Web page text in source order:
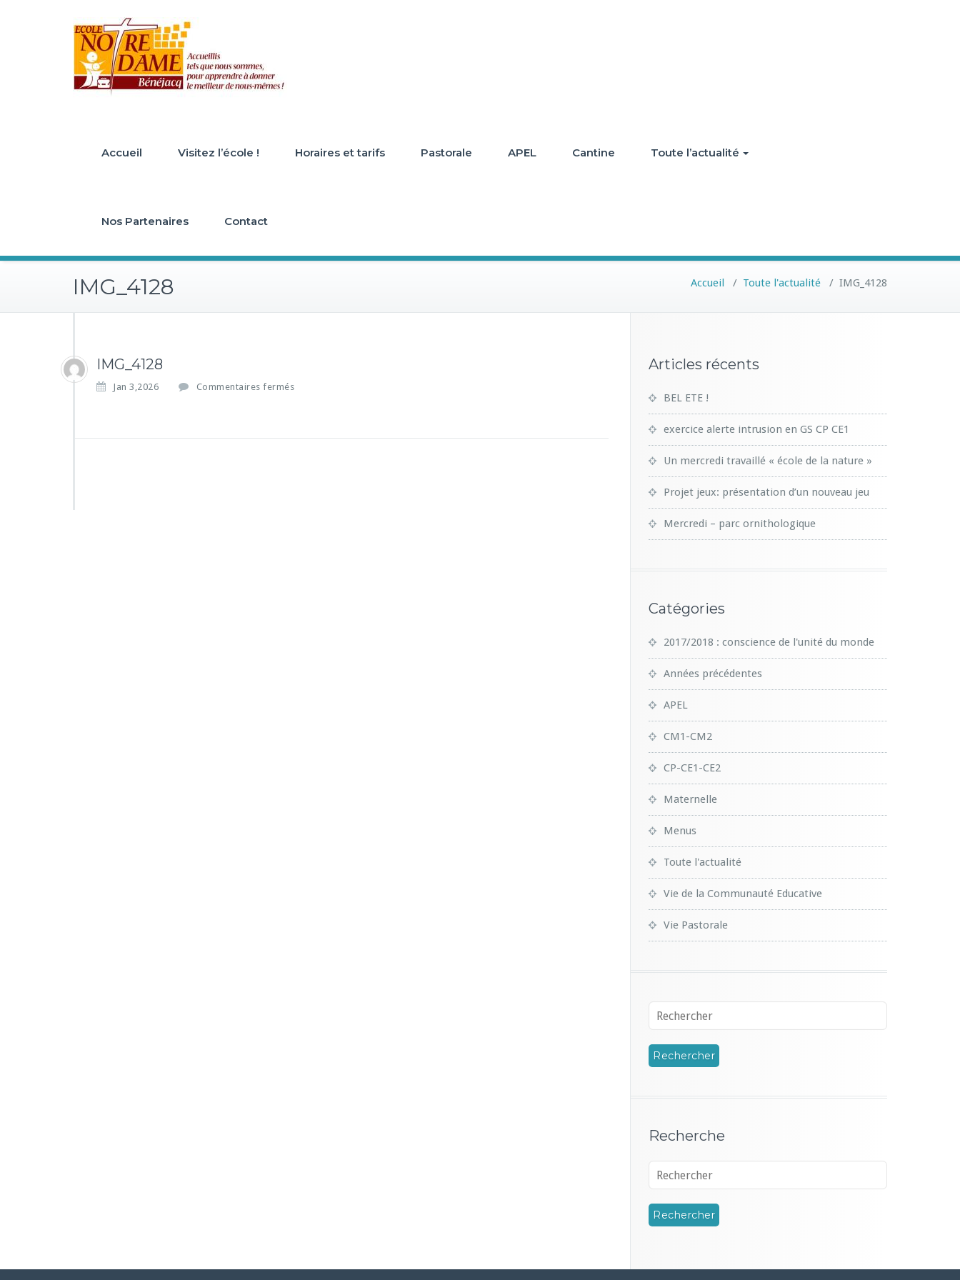
Accueil Visitez l’école ! Horaires et tarifs Pastorale APEL Cantine Toute l’actualité
Nos Partenaires Contact
IMG_4128 Accueil / Toute l'actualité / IMG_4128
IMG_4128
Jan 3,2026 Commentaires fermés
M
Articles récents
BEL ETE !
exercice alerte intrusion en GS CP CE1
Un mercredi travaillé « école de la nature »
Projet jeux: présentation d’un nouveau jeu
Mercredi – parc ornithologique
Catégories
2017/2018 : conscience de l'unité du monde
Années précédentes
APEL
CM1-CM2
CP-CE1-CE2
Maternelle
Menus
Toute l'actualité
Vie de la Communauté Educative
Vie Pastorale
Recherche